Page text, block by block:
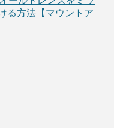
る方法【マウントア